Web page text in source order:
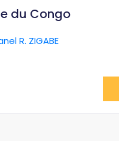
du Congo
R. ZIGABE